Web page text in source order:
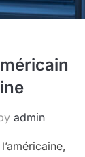
admin